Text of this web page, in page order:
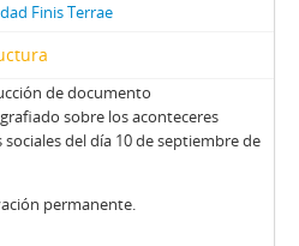
Finis Terrae
de documento
sobre los aconteceres
sociales del día 10 de septiembre de
permanente.